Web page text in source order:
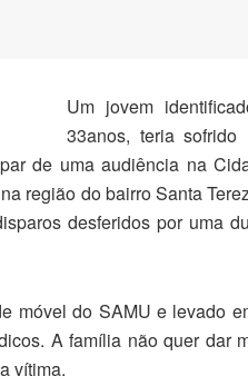
Um jovem
33anos, teria
de uma audiência na
região do bairro Santa
desferidos por uma
móvel do SAMU e levado
A família não quer dar
vítima.